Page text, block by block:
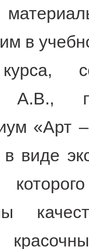
в
А.В.,
«Арт
виде